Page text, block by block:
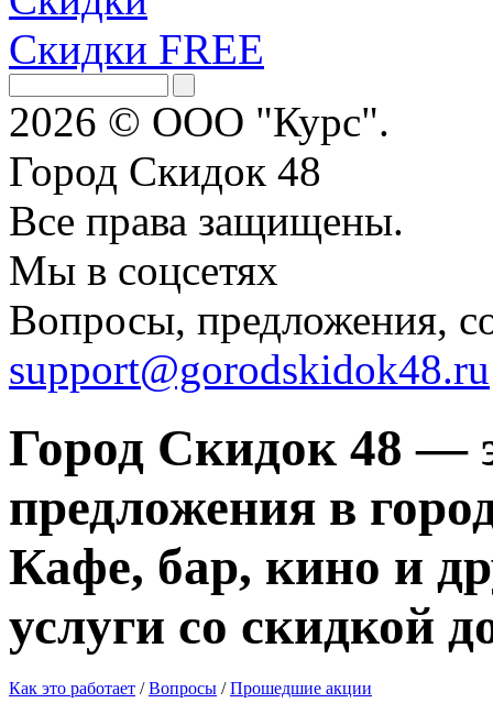
Скидки FREE
2026 © ООО "Курс".
Город Скидок 48
Все права защищены.
Мы в соцсетях
Вопросы, предложения,
support@gorodskidok48.ru
Город Скидок 48 —
предложения в
Кафе, бар, кино и
услуги со скидкой
Как это работает / Вопросы / Прошедшие акции